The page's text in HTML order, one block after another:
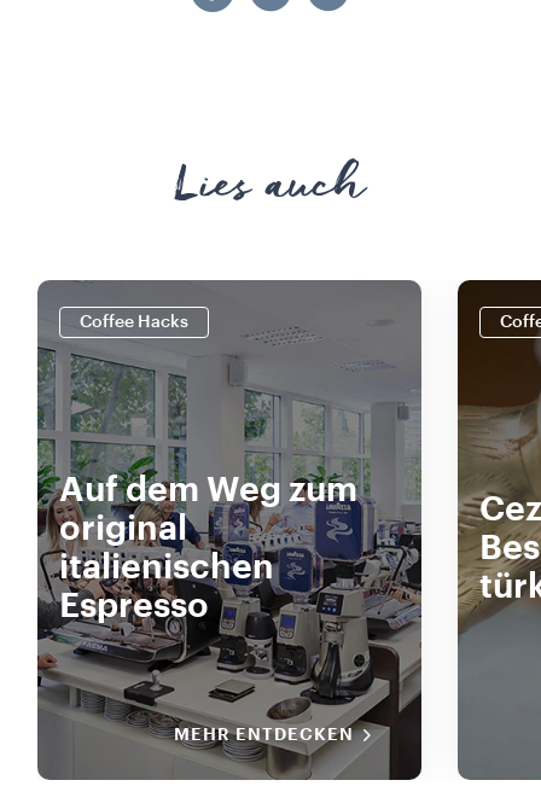
Lies auch
Coffee Hacks
Auf dem Weg zum
original
italienischen
Espresso
MEHR ENTDECKEN